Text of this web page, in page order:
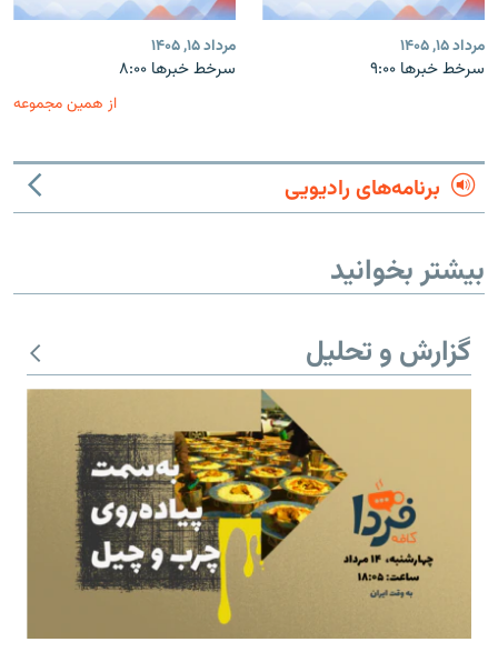
مرداد ۱۵, ۱۴۰۵
سرخط خبرها ۹:۰۰
مرداد ۱۵, ۱۴۰۵
سرخط خبرها ۸:۰۰
از همین مجموعه
برنامه‌های رادیویی
بیشتر بخوانید
گزارش و تحلیل